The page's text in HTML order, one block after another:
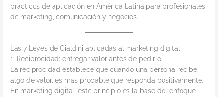
prácticos de aplicación en América Latina para profesionales
de marketing, comunicación y negocios.
Las 7 Leyes de Cialdini aplicadas al marketing digital
1. Reciprocidad: entregar valor antes de pedirlo
La reciprocidad establece que cuando una persona recibe
algo de valor, es más probable que responda positivamente.
En marketing digital, este principio es la base del enfoque